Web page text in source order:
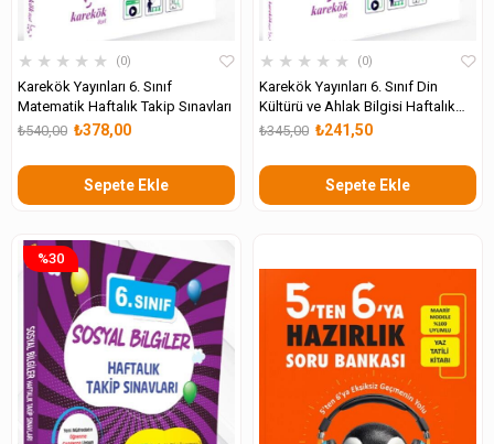
★ ★ ★ ★ ★ 0
Karekök Yayınları 6. Sınıf
Matematik Haftalık Takip Sınavları
₺378,00
₺540,00
Sepete Ekle
★ ★ ★ ★ ★ 0
Karekök Yayınları 6. Sınıf Din
Kültürü ve Ahlak Bilgisi Haftalık
Takip Sınavları
₺241,50
₺345,00
Sepete Ekle
%30